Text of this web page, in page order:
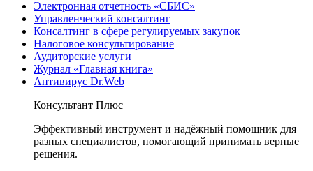
Электронная отчетность «СБИС»
Управленческий консалтинг
Консалтинг в сфере регулируемых закупок
Налоговое консультирование
Аудиторские услуги
Журнал «Главная книга»
Антивирус Dr.Web
Консультант Плюс
Эффективный инструмент и надёжный помощник для
разных специалистов, помогающий принимать верные
решения.